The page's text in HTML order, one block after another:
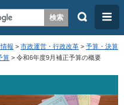
検
メ
ニ
ュ
ー
報 > 市政運営・行政改革 > 予算・決算
算 > 令和6年度9月補正予算の概要